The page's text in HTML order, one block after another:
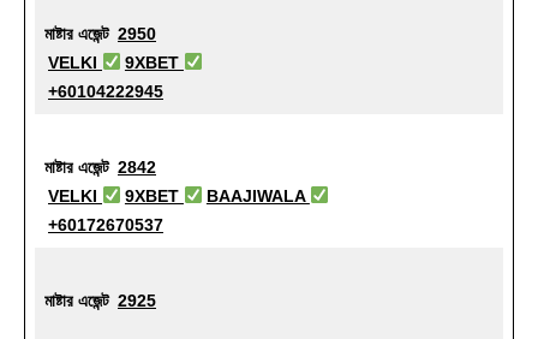
মাষ্টার এজেন্ট 2950
VELKI
9XBET
+60104222945
মাষ্টার এজেন্ট 2842
VELKI
9XBET
BAAJIWALA
+60172670537
মাষ্টার এজেন্ট 2925